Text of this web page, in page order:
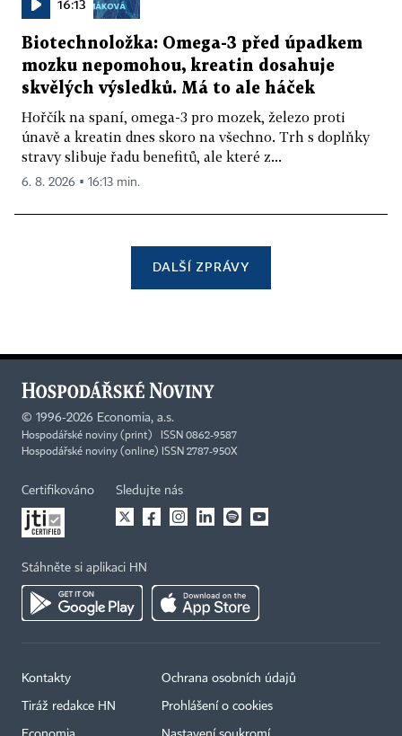
16:13
Biotechnoložka: Omega-3 před úpadkem
mozku nepomohou, kreatin dosahuje
skvělých výsledků. Má to ale háček
Hořčík na spaní, omega-3 pro mozek, železo proti
únavě a kreatin dnes skoro na všechno. Trh s doplňky
stravy slibuje řadu benefitů, ale které z...
6. 8. 2026 ▪ 16:13 min.
DALŠÍ ZPRÁVY
© 1996-2026 Economia, a.s.
Hospodářské noviny (print) ISSN 0862-9587
Hospodářské noviny (online) ISSN 2787-950X
Certifikováno Sledujte nás
Stáhněte si aplikaci HN
Kontakty
Tiráž redakce HN
Ochrana osobních údajů
Prohlášení o cookies